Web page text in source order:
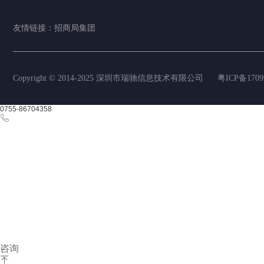
友情链接： 招商局集团
Copyright © 2014-2025 深圳市瑞驰信息技术有限公司 粤ICP备
0755-86704358
咨询